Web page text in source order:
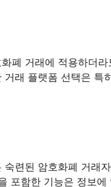
폐 거래에 적용하더
래 플랫폼 선택은 특
련된 암호화폐 거래
포함한 기능은 정보에